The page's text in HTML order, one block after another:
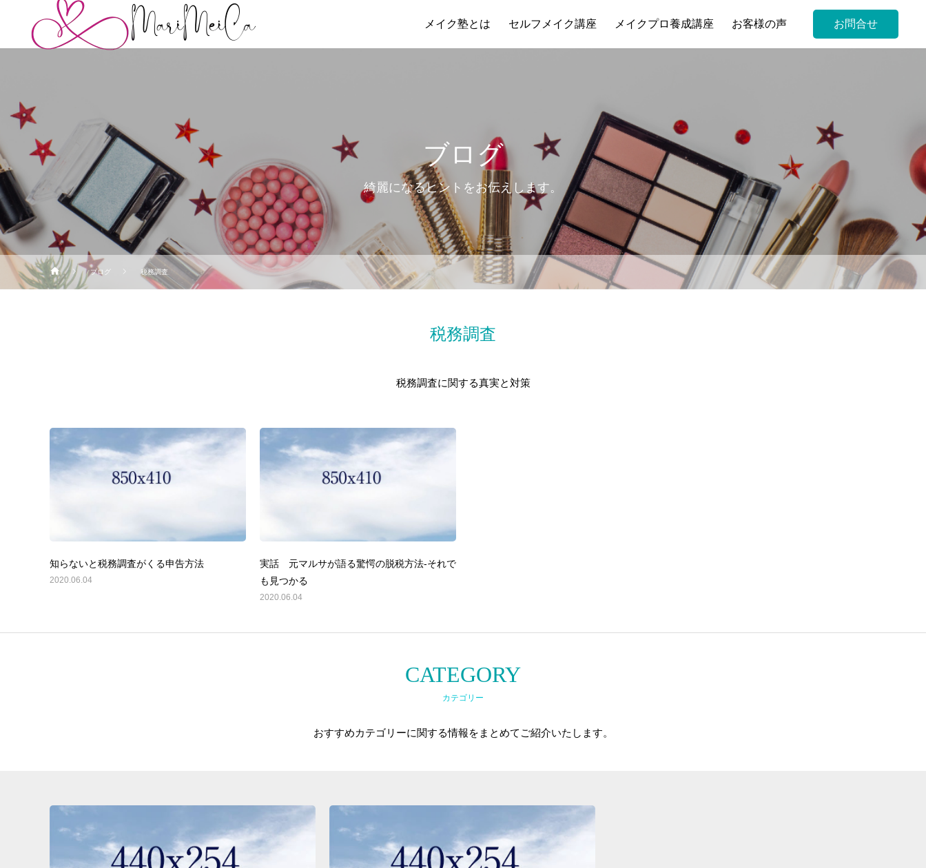
メイク塾とは セルフメイク講座 メイクプロ養成講座 お客様の声 お問合せ
ブログ
綺麗になるヒントをお伝えします。
ブログ 税務調査
税務調査
税務調査に関する真実と対策
知らないと税務調査がくる申告方法
2020.06.04
実話 元マルサが語る驚愕の脱税方法-それで
も見つかる
2020.06.04
CATEGORY
カテゴリー
おすすめカテゴリーに関する情報をまとめてご紹介いたします。
メイク塾とは